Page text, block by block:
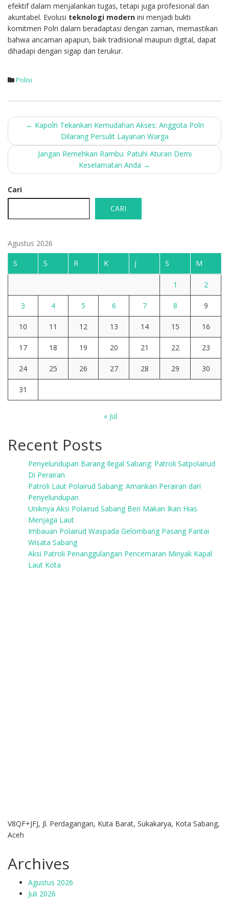
efektif dalam menjalankan tugas, tetapi juga profesional dan
akuntabel. Evolusi teknologi modern ini menjadi bukti
komitmen Polri dalam beradaptasi dengan zaman, memastikan
bahwa ancaman apapun, baik tradisional maupun digital, dapat
dihadapi dengan sigap dan terukur.
Polisi
Post
navigation
← Kapolri Tekankan Kemudahan Akses: Anggota Polri
Dilarang Persulit Layanan Warga
Jangan Remehkan Rambu: Patuhi Aturan Demi
Keselamatan Anda →
Cari
CARI
Agustus 2026
S S R K J S M
1 2
3 4 5 6 7 8 9
10 11 12 13 14 15 16
17 18 19 20 21 22 23
24 25 26 27 28 29 30
31
« Jul
Recent Posts
Penyelundupan Barang Ilegal Sabang: Patroli Satpolairud
Di Perairan
Patroli Laut Polairud Sabang: Amankan Perairan dari
Penyelundupan
Uniknya Aksi Polairud Sabang Beri Makan Ikan Hias
Menjaga Laut
Imbauan Polairud Waspada Gelombang Pasang Pantai
Wisata Sabang
Aksi Patroli Penanggulangan Pencemaran Minyak Kapal
Laut Kota
V8QF+JFJ, Jl. Perdagangan, Kuta Barat, Sukakarya, Kota Sabang,
Aceh
Archives
Agustus 2026
Juli 2026